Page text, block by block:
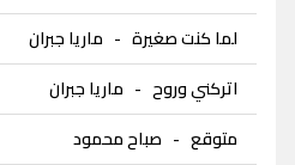
لما كنت صغيرة - ماريا جبران
اتركني وروح - ماريا جبران
متوقع - صباح محمود